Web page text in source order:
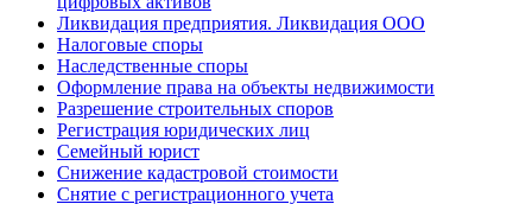
Ликвидация предприятия. Ликвидация ООО
Налоговые споры
Наследственные споры
Оформление права на объекты недвижимости
Разрешение строительных споров
Регистрация юридических лиц
Семейный юрист
Снижение кадастровой стоимости
Снятие с регистрационного учета